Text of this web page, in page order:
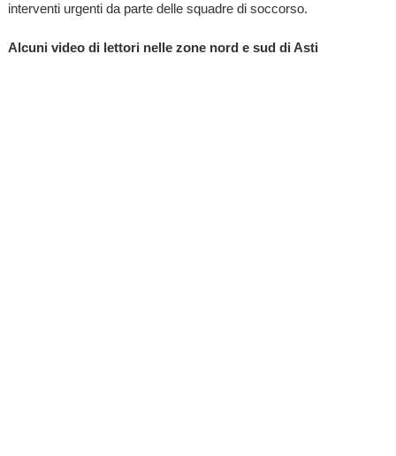
interventi urgenti da parte delle squadre di soccorso.
Alcuni video di lettori nelle zone nord e sud di Asti